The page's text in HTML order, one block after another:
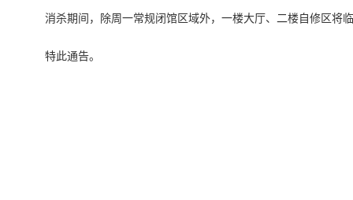
消杀期间，除周一常规闭馆区域外，一楼大厅、二楼自修区将
特此通告。